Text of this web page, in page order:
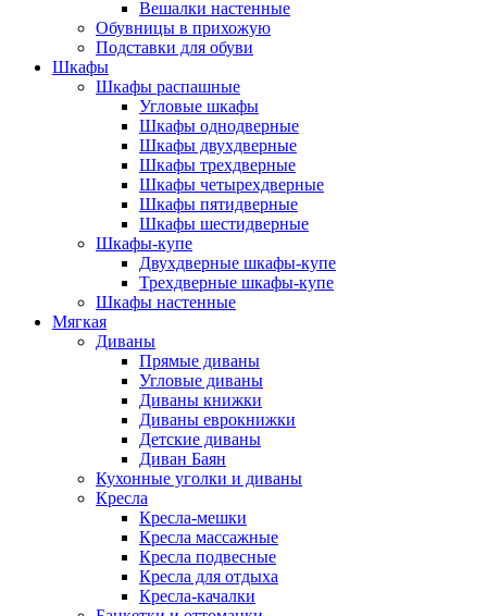
Вешалки настенные
Обувницы в прихожую
Подставки для обуви
Шкафы
Шкафы распашные
Угловые шкафы
Шкафы однодверные
Шкафы двухдверные
Шкафы трехдверные
Шкафы четырехдверные
Шкафы пятидверные
Шкафы шестидверные
Шкафы-купе
Двухдверные шкафы-купе
Трехдверные шкафы-купе
Шкафы настенные
Мягкая
Диваны
Прямые диваны
Угловые диваны
Диваны книжки
Диваны еврокнижки
Детские диваны
Диван Баян
Кухонные уголки и диваны
Кресла
Кресла-мешки
Кресла массажные
Кресла подвесные
Кресла для отдыха
Кресла-качалки